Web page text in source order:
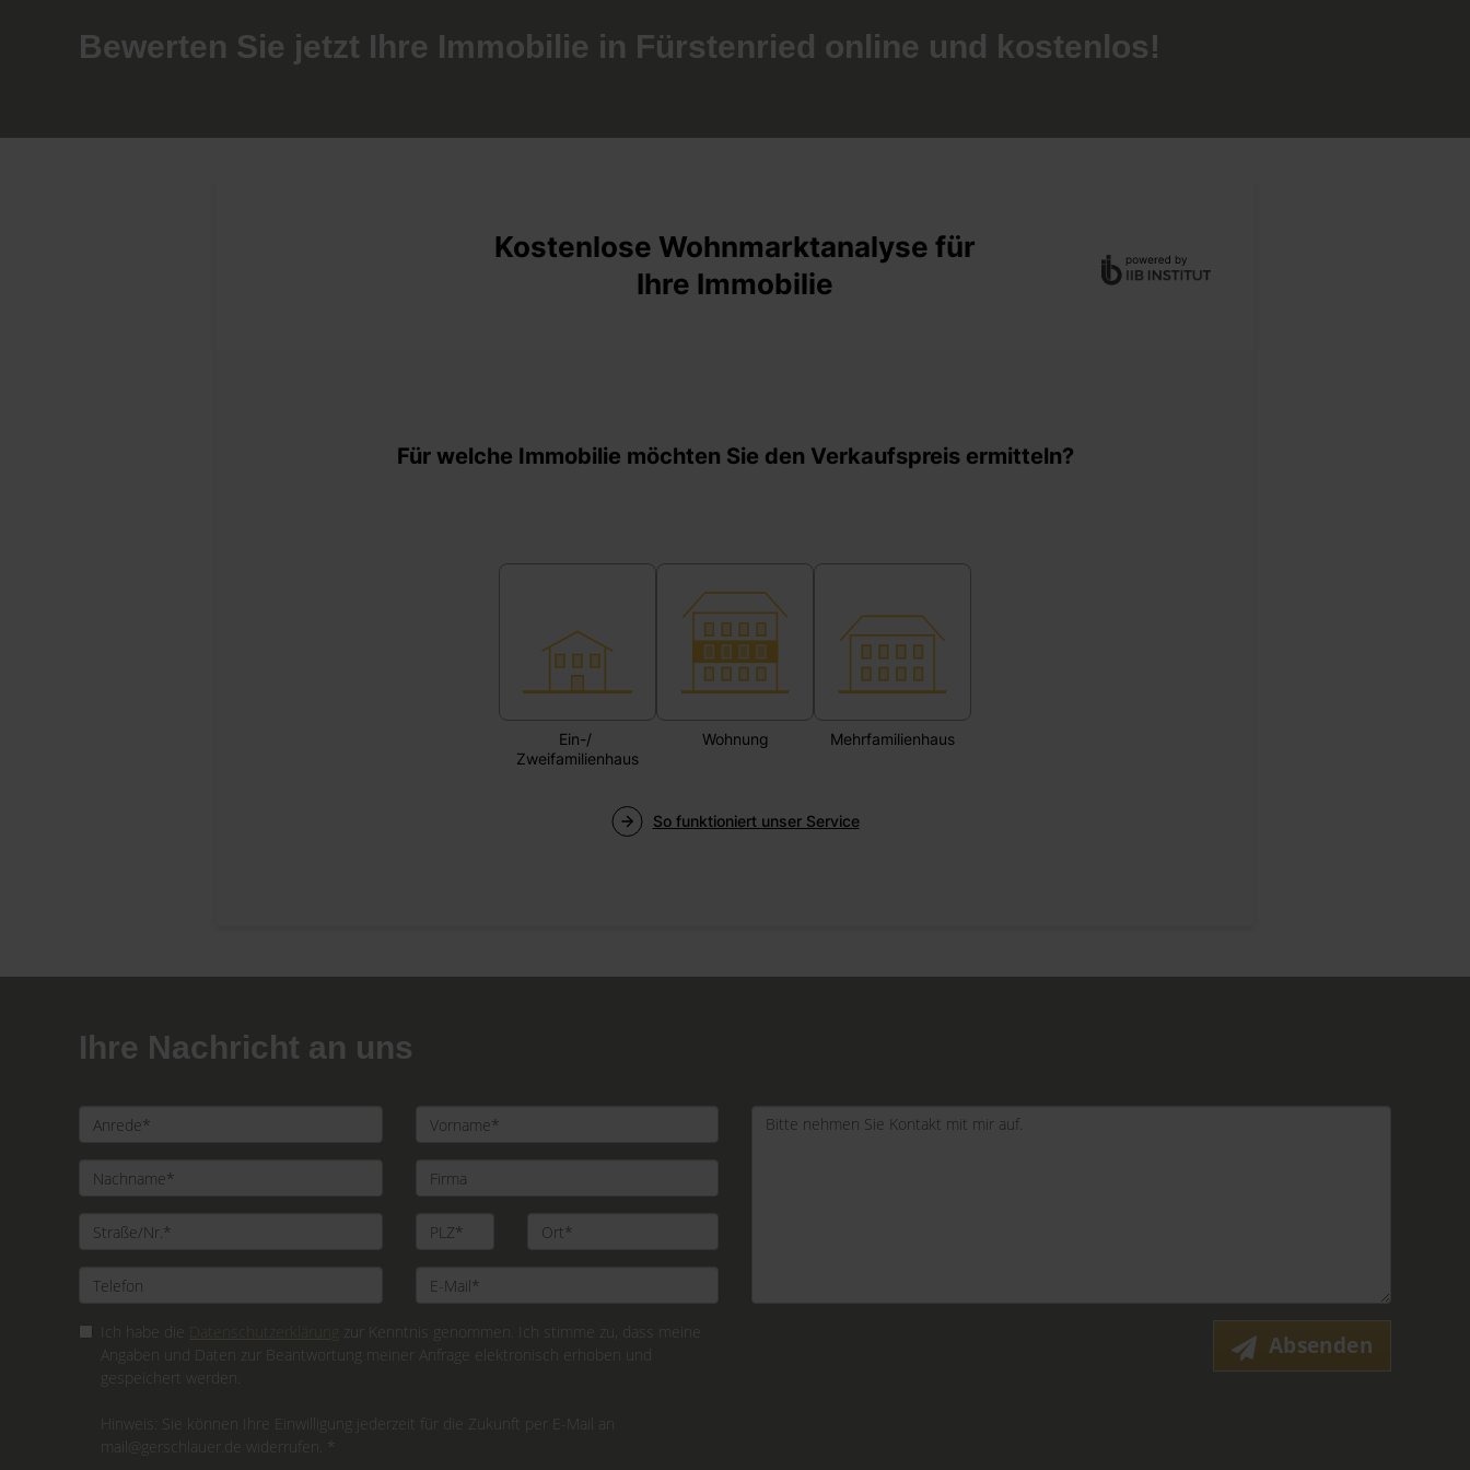
Bewerten Sie jetzt Ihre Immobilie in Fürstenried online und kostenlos!
Ihre Nachricht an uns
Ich habe die
zur Kenntnis genommen. Ich stimme zu, dass meine
Angaben und Daten zur Beantwortung meiner Anfrage elektronisch erhoben und
gespeichert werden.
Hinweis: Sie können Ihre Einwilligung jederzeit für die Zukunft per E-Mail an
mail@gerschlauer.de widerrufen. *
Absenden